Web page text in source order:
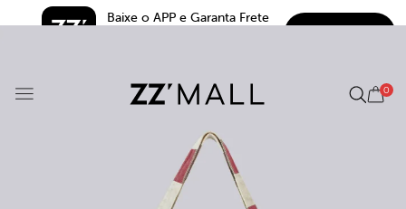
Baixe o APP e Garanta Frete
0